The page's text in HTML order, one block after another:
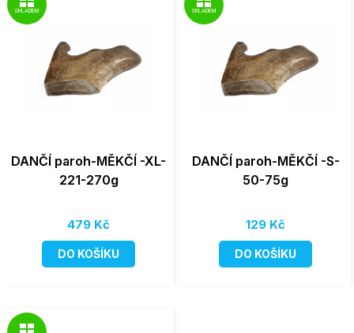
SKLADEM
DANČÍ paroh-MĚKČÍ -XL-
221-270g
479 Kč
DO KOŠÍKU
SKLADEM
DANČÍ paroh-MĚKČÍ -S-
50-75g
129 Kč
DO KOŠÍKU